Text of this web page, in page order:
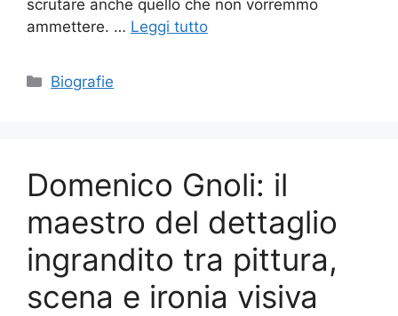
scrutare anche quello che non vorremmo
ammettere. … Leggi tutto
Categorie
Biografie
Domenico Gnoli: il
maestro del dettaglio
ingrandito tra pittura,
scena e ironia visiva